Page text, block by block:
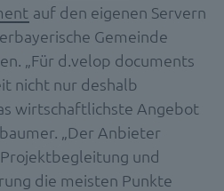
auf den eigenen Servern
Gemeinde
„Für d.velop documents
nicht nur deshalb
wirtschaftlichste Angebot
„Der Anbieter
und
die meisten Punkte